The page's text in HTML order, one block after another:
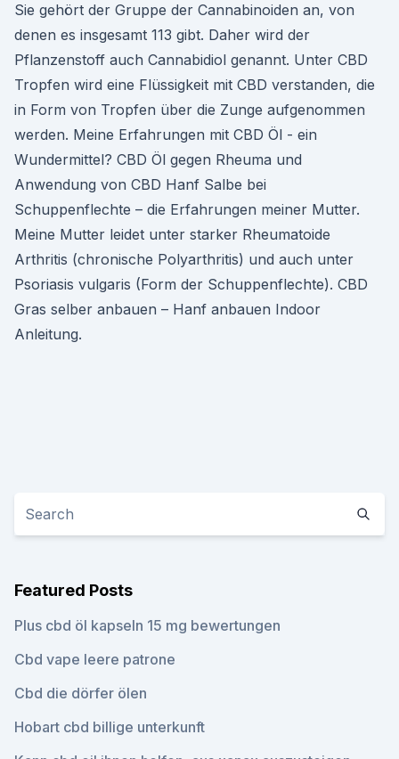
Sie gehört der Gruppe der Cannabinoiden an, von
denen es insgesamt 113 gibt. Daher wird der
Pflanzenstoff auch Cannabidiol genannt. Unter CBD
Tropfen wird eine Flüssigkeit mit CBD verstanden, die
in Form von Tropfen über die Zunge aufgenommen
werden. Meine Erfahrungen mit CBD Öl - ein
Wundermittel? CBD Öl gegen Rheuma und
Anwendung von CBD Hanf Salbe bei
Schuppenflechte – die Erfahrungen meiner Mutter.
Meine Mutter leidet unter starker Rheumatoide
Arthritis (chronische Polyarthritis) und auch unter
Psoriasis vulgaris (Form der Schuppenflechte). CBD
Gras selber anbauen – Hanf anbauen Indoor
Anleitung.
Featured Posts
Plus cbd öl kapseln 15 mg bewertungen
Cbd vape leere patrone
Cbd die dörfer ölen
Hobart cbd billige unterkunft